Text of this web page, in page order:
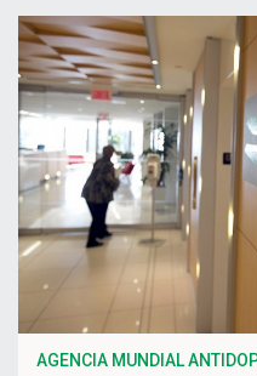
AGENCIA MUNDIAL